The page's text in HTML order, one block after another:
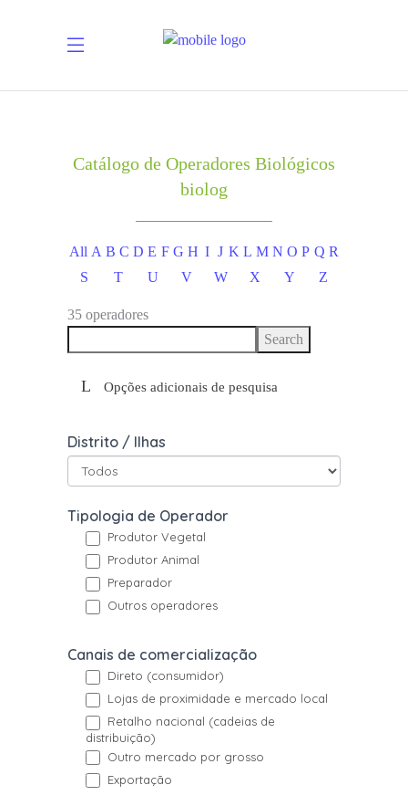
Catálogo de Operadores Biológicos
biolog
All A B C D E F G H I J K L M N O P Q R
S
T U V W X Y Z
35 operadores
Opções adicionais de pesquisa
Pesquisa
avançada
Distrito / Ilhas
Tipologia de Operador
Produtor Vegetal
Produtor Animal
Preparador
Outros operadores
Canais de comercialização
Direto (consumidor)
Lojas de proximidade e mercado local
Retalho nacional (cadeias de
distribuição)
Outro mercado por grosso
Exportação